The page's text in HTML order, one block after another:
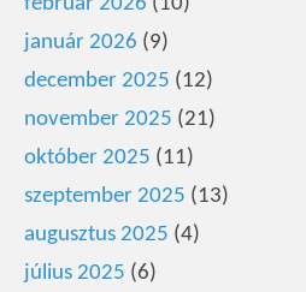
január 2026 (9)
december 2025 (12)
november 2025 (21)
október 2025 (11)
szeptember 2025 (13)
augusztus 2025 (4)
július 2025 (6)